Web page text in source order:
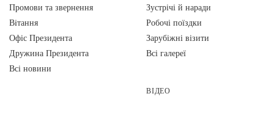
Промови та звернення
Вiтання
Офіс Президента
Дружина Президента
Всі новини
Зустрічі й наради
Робочі поїздки
Зарубіжні візити
Всі галереї
ВІДЕО